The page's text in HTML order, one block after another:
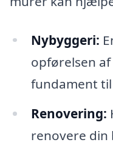
Nybyggeri:
opførelsen
fundament
Renovering:
renovere din